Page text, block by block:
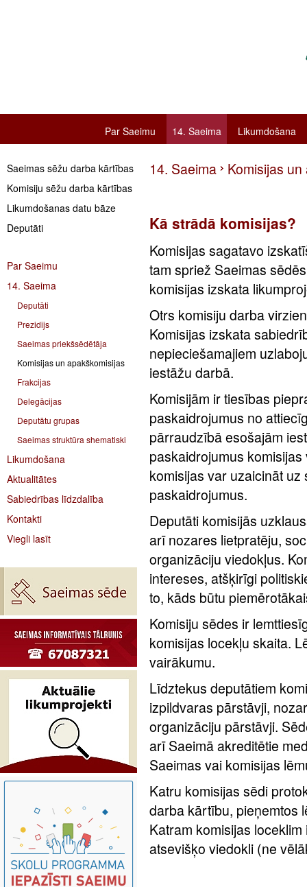
Par Saeimu 14. Saeima Likumdošana
Saeimas sēžu darba kārtības
Komisiju sēžu darba kārtības
Likumdošanas datu bāze
Deputāti
Par Saeimu
14. Saeima
Deputāti
Prezidijs
Saeimas priekšsēdētāja
Komisijas un apakškomisijas
Frakcijas
Delegācijas
Deputātu grupas
Saeimas struktūra shematiski
Likumdošana
Aktualitātes
Sabiedrības līdzdalība
Kontakti
Viegli lasīt
14. Saeima Komisijas
Kā strādā komisijas?
Komisijas sagatavo
tam spriež Saeimas
komisijas izskata
Otrs komisiju darba
Komisijas izskata
nepieciešamajiem
iestāžu darbā.
Komisijām ir tiesības
paskaidrojumus no
pārraudzībā esošajām
paskaidrojumus
komisijas var uzaicināt
paskaidrojumus.
Deputāti komisijās
arī nozares lietpratēju,
organizāciju viedokļus.
intereses, atšķirīgi
to, kāds būtu
Komisiju sēdes ir
komisijas locekļu skaita.
vairākumu.
Līdztekus deputātiem
izpildvaras pārstāvji,
organizāciju pārstāvji.
arī Saeimā akreditētie
Saeimas vai komisijas
Katru komisijas sēdi
darba kārtību, pieņemtos
Katram komisijas
atsevišķo viedokli (ne